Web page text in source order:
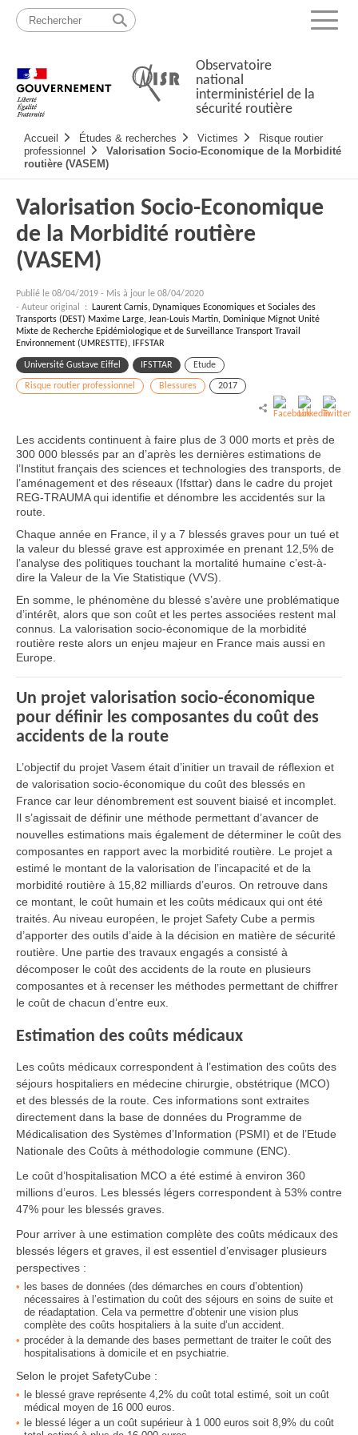
Passer
contenu
Menu
Observatoire
national
interministériel de la
sécurité routière
principale
Accueil Études & recherches Victimes
Risque routier
professionnel
Valorisation Socio-Economique de la Morbidité
routière (VASEM)
Valorisation Socio-Economique
de la Morbidité routière
(VASEM)
Publié le 08/04/2019 - Mis à jour le 08/04/2020
- Auteur original : Laurent Carnis, Dynamiques Economiques et Sociales des
Transports (DEST) Maxime Large, Jean-Louis Martin, Dominique Mignot Unité
Mixte de Recherche Epidémiologique et de Surveillance Transport Travail
Environnement (UMRESTTE), IFFSTAR
Université Gustave Eiffel IFSTTAR Etude
Risque routier professionnel Blessures 2017
Les accidents continuent à faire plus de 3 000 morts et près de
300 000 blessés par an d’après les dernières estimations de
l’Institut français des sciences et technologies des transports, de
l’aménagement et des réseaux (Ifsttar) dans le cadre du projet
REG-TRAUMA qui identifie et dénombre les accidentés sur la
route.
Chaque année en France, il y a 7 blessés graves pour un tué et
la valeur du blessé grave est approximée en prenant 12,5% de
l’analyse des politiques touchant la mortalité humaine c’est-à-
dire la Valeur de la Vie Statistique (VVS).
En somme, le phénomène du blessé s’avère une problématique
d’intérêt, alors que son coût et les pertes associées restent mal
connus. La valorisation socio-économique de la morbidité
routière reste alors un enjeu majeur en France mais aussi en
Europe.
Un projet valorisation socio-économique
pour définir les composantes du coût des
accidents de la route
L’objectif du projet Vasem était d’initier un travail de réflexion et
de valorisation socio-économique du coût des blessés en
France car leur dénombrement est souvent biaisé et incomplet.
Il s’agissait de définir une méthode permettant d’avancer de
nouvelles estimations mais également de déterminer le coût des
composantes en rapport avec la morbidité routière. Le projet a
estimé le montant de la valorisation de l’incapacité et de la
morbidité routière à 15,82 milliards d’euros. On retrouve dans
ce montant, le coût humain et les coûts médicaux qui ont été
traités. Au niveau européen, le projet Safety Cube a permis
d’apporter des outils d’aide à la décision en matière de sécurité
routière. Une partie des travaux engagés a consisté à
décomposer le coût des accidents de la route en plusieurs
composantes et à recenser les méthodes permettant de chiffrer
le coût de chacun d’entre eux.
Estimation des coûts médicaux
Les coûts médicaux correspondent à l’estimation des coûts des
séjours hospitaliers en médecine chirurgie, obstétrique (MCO)
et des blessés de la route. Ces informations sont extraites
directement dans la base de données du Programme de
Médicalisation des Systèmes d’Information (PSMI) et de l’Etude
Nationale des Coûts à méthodologie commune (ENC).
Le coût d’hospitalisation MCO a été estimé à environ 360
millions d’euros. Les blessés légers correspondent à 53% contre
47% pour les blessés graves.
Pour arriver à une estimation complète des coûts médicaux des
blessés légers et graves, il est essentiel d’envisager plusieurs
perspectives :
les bases de données (des démarches en cours d’obtention)
nécessaires à l’estimation du coût des séjours en soins de suite et
de réadaptation. Cela va permettre d’obtenir une vision plus
complète des coûts hospitaliers à la suite d’un accident.
procéder à la demande des bases permettant de traiter le coût des
hospitalisations à domicile et en psychiatrie.
Selon le projet SafetyCube :
le blessé grave représente 4,2% du coût total estimé, soit un coût
médical moyen de 16 000 euros.
le blessé léger a un coût supérieur à 1 000 euros soit 8,9% du coût